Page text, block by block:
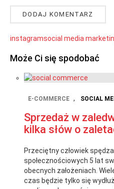
instagramsocial media
Może Ci się spodobać
E-COMMERCE , SOCIAL
Sprzedaż w
kilka słów o
Przeciętny człowiek
społecznościowych 5 lat
obecnych założeniach.
czas będzie tylko się